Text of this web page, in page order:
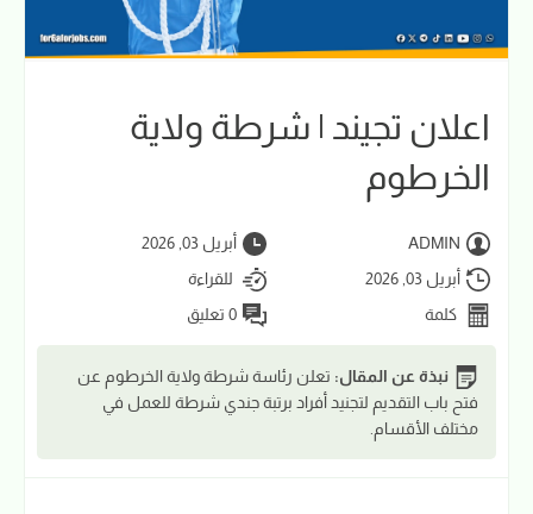
اعلان تجيند | شرطة ولاية
الخرطوم
ADMIN
أبريل 03, 2026
أبريل 03, 2026
للقراءة
كلمة
0 تعليق
نبذة عن المقال: تعلن رئاسة شرطة ولاية الخرطوم عن
فتح باب التقديم لتجنيد أفراد برتبة جندي شرطة للعمل في
مختلف الأقسام.